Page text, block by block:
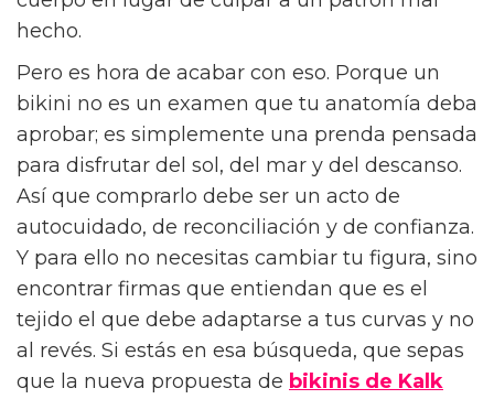
hecho.
Pero es hora de acabar con eso. Porque un
bikini no es un examen que tu anatomía deba
aprobar; es simplemente una prenda pensada
para disfrutar del sol, del mar y del descanso.
Así que comprarlo debe ser un acto de
autocuidado, de reconciliación y de confianza.
Y para ello no necesitas cambiar tu figura, sino
encontrar firmas que entiendan que es el
tejido el que debe adaptarse a tus curvas y no
al revés. Si estás en esa búsqueda, que sepas
que la nueva propuesta de bikinis de Kalk